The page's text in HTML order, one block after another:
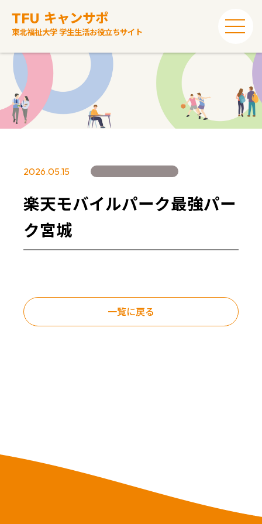
TFU キャンサポ
東北福祉大学 学生生活お役立ちサイト
2026.05.15
楽天モバイルパーク最強パー
ク宮城
一覧に戻る